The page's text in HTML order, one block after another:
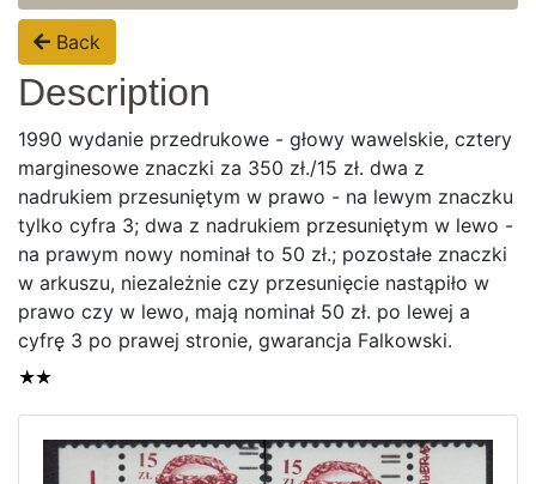
Home page
Current auction
Recent result
Back
Description
1990 wydanie przedrukowe - głowy wawelskie, cztery
marginesowe znaczki za 350 zł./15 zł. dwa z
nadrukiem przesuniętym w prawo - na lewym znaczku
tylko cyfra 3; dwa z nadrukiem przesuniętym w lewo -
na prawym nowy nominał to 50 zł.; pozostałe znaczki
w arkuszu, niezależnie czy przesunięcie nastąpiło w
prawo czy w lewo, mają nominał 50 zł. po lewej a
cyfrę 3 po prawej stronie, gwarancja Falkowski.